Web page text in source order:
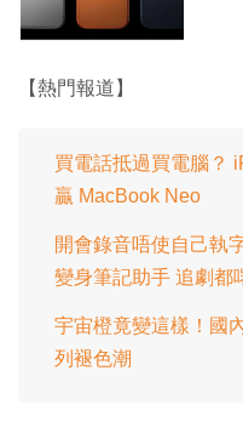
【熱門報道】
買電話抵過買電腦？
贏 MacBook Neo
開會錄音唔使自己執
變身筆記助手 追劇都
宇宙橙竟變這樣！國
列褪色潮